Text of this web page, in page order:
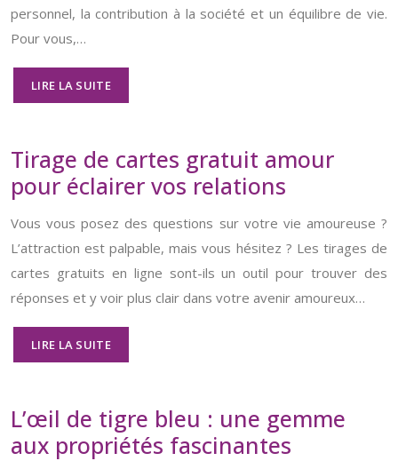
personnel, la contribution à la société et un équilibre de vie.
Pour vous,…
LIRE LA SUITE
Tirage de cartes gratuit amour
pour éclairer vos relations
Vous vous posez des questions sur votre vie amoureuse ?
L’attraction est palpable, mais vous hésitez ? Les tirages de
cartes gratuits en ligne sont-ils un outil pour trouver des
réponses et y voir plus clair dans votre avenir amoureux…
LIRE LA SUITE
L’œil de tigre bleu : une gemme
aux propriétés fascinantes